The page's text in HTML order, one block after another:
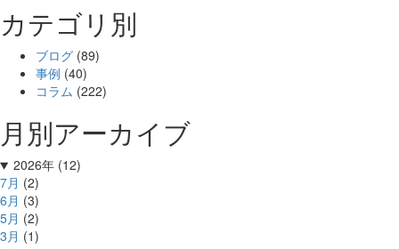
カテゴリ別
ブログ (89)
事例 (40)
コラム (222)
月別アーカイブ
2026年 (12)
7月 (2)
6月 (3)
5月 (2)
3月 (1)